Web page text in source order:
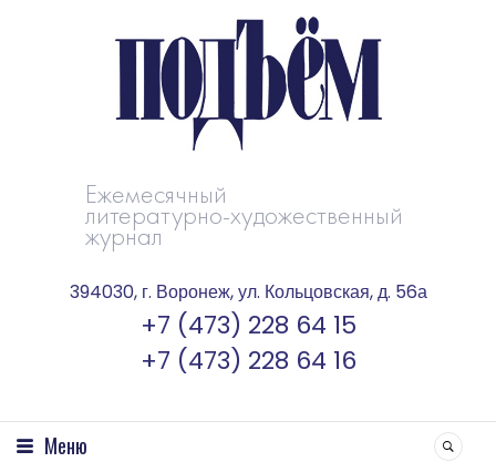
Ежемесячный
литературно-художественный
журнал
394030, г. Воронеж, ул. Кольцовская, д. 56а
+7 (473) 228 64 15
+7 (473) 228 64 16
Меню